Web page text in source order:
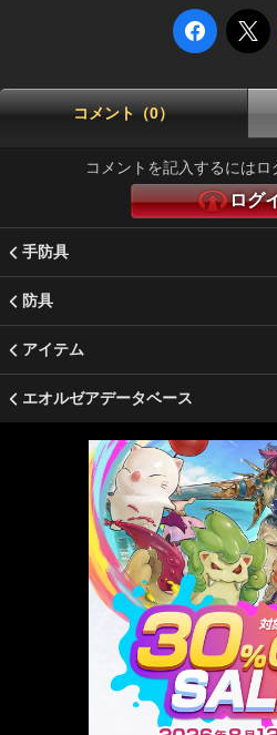
コメント（0）
コメントを記入するにはロ
ログ
手防具
防具
アイテム
エオルゼアデータベース